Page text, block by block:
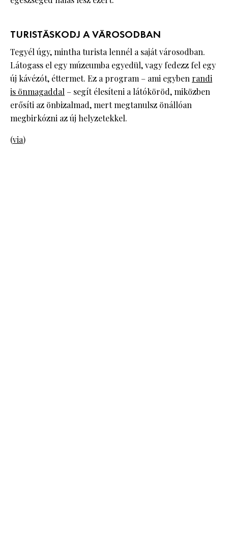
TURISTÁSKODJ A VÁROSODBAN
Tegyél úgy, mintha turista lennél a saját városodban.
Látogass el egy múzeumba egyedül, vagy fedezz fel egy
új kávézót, éttermet. Ez a program – ami egyben randi
is önmagaddal – segít élesíteni a látóköröd, miközben
erősíti az önbizalmad, mert megtanulsz önállóan
megbirkózni az új helyzetekkel.
(via)